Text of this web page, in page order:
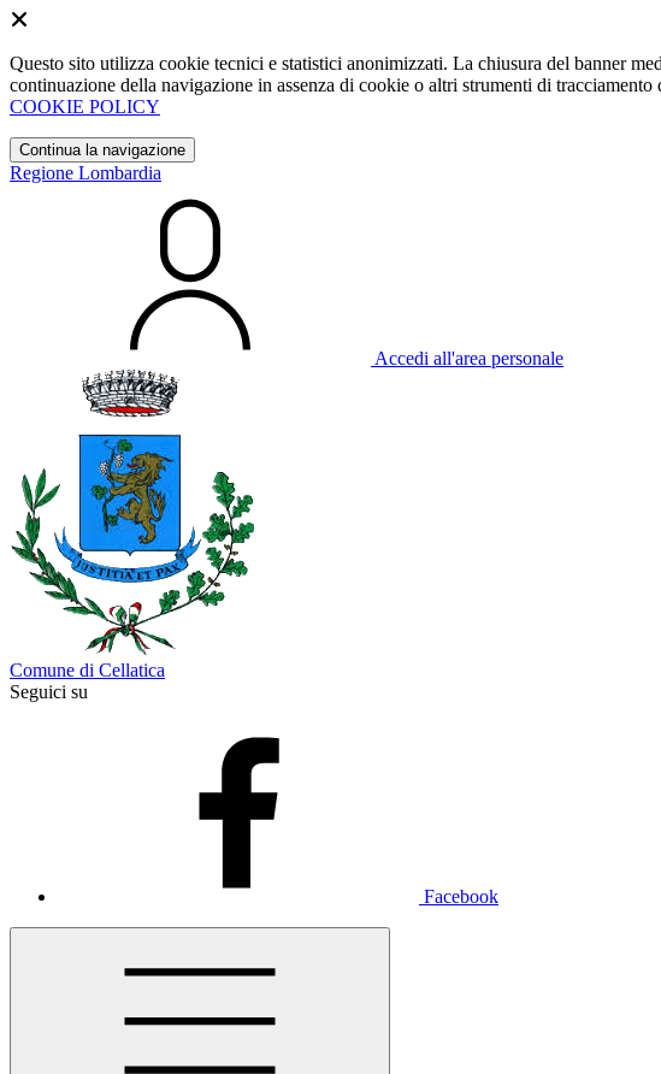
Questo sito utilizza cookie tecnici e statistici anonimizzati. La chiusura del banner
continuazione della navigazione in assenza di cookie o altri strumenti di
COOKIE POLICY
Continua la navigazione
Regione Lombardia
Accedi all'area personale
Comune di Cellatica
Seguici su
Facebook